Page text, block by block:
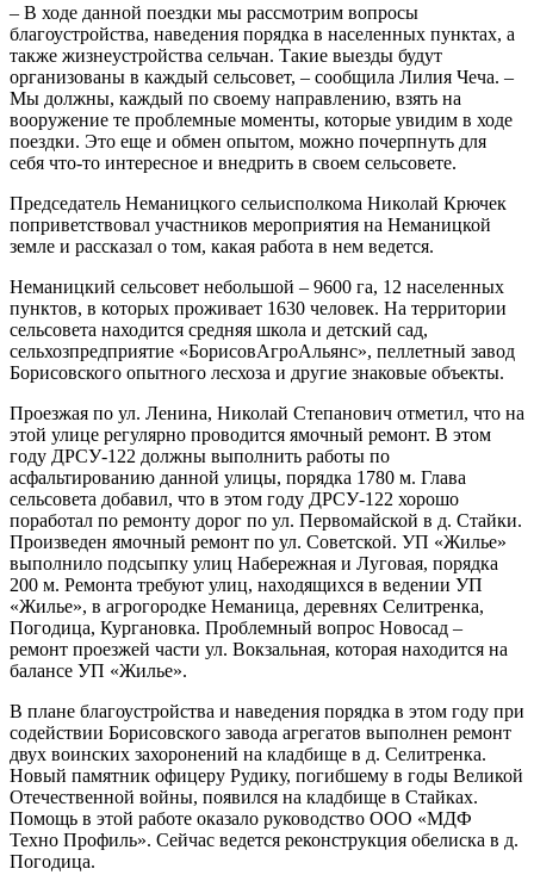
– В ходе данной поездки мы рассмотрим вопросы
благоустройства, наведения порядка в населенных пунктах, а
также жизнеустройства сельчан. Такие выезды будут
организованы в каждый сельсовет, – сообщила Лилия Чеча. –
Мы должны, каждый по своему направлению, взять на
вооружение те проблемные моменты, которые увидим в ходе
поездки. Это еще и обмен опытом, можно почерпнуть для
себя что-то интересное и внедрить в своем сельсовете.
Председатель Неманицкого сельисполкома Николай Крючек
поприветствовал участников мероприятия на Неманицкой
земле и рассказал о том, какая работа в нем ведется.
Неманицкий сельсовет небольшой – 9600 га, 12 населенных
пунктов, в которых проживает 1630 человек. На территории
сельсовета находится средняя школа и детский сад,
сельхозпредприятие «БорисовАгроАльянс», пеллетный завод
Борисовского опытного лесхоза и другие знаковые объекты.
Проезжая по ул. Ленина, Николай Степанович отметил, что на
этой улице регулярно проводится ямочный ремонт. В этом
году ДРСУ-122 должны выполнить работы по
асфальтированию данной улицы, порядка 1780 м. Глава
сельсовета добавил, что в этом году ДРСУ-122 хорошо
поработал по ремонту дорог по ул. Первомайской в д. Стайки.
Произведен ямочный ремонт по ул. Советской. УП «Жилье»
выполнило подсыпку улиц Набережная и Луговая, порядка
200 м. Ремонта требуют улиц, находящихся в ведении УП
«Жилье», в агрогородке Неманица, деревнях Селитренка,
Погодица, Кургановка. Проблемный вопрос Новосад –
ремонт проезжей части ул. Вокзальная, которая находится на
балансе УП «Жилье».
В плане благоустройства и наведения порядка в этом году при
содействии Борисовского завода агрегатов выполнен ремонт
двух воинских захоронений на кладбище в д. Селитренка.
Новый памятник офицеру Рудику, погибшему в годы Великой
Отечественной войны, появился на кладбище в Стайках.
Помощь в этой работе оказало руководство ООО «МДФ
Техно Профиль». Сейчас ведется реконструкция обелиска в д.
Погодица.